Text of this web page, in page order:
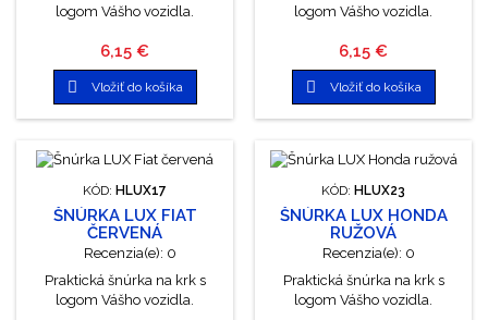
logom Vášho vozidla.
Cena
6,15 €
 Vložiť do košíka
logom Vášho vozidla.
Cena
6,15 €
 Vložiť do košíka
KÓD: HLUX17
ŠNÚRKA LUX FIAT
ČERVENÁ
Recenzia(e): 0
Praktická šnúrka na krk s
logom Vášho vozidla.
KÓD: HLUX23
ŠNÚRKA LUX HONDA
RUŽOVÁ
Recenzia(e): 0
Praktická šnúrka na krk s
logom Vášho vozidla.